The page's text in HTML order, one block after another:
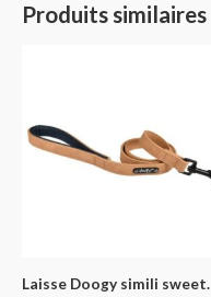
Produits similaires
Laisse Doogy simili sweet.